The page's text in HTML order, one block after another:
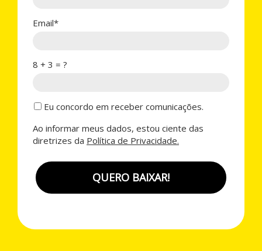
Email*
8 + 3 = ?
Eu concordo em receber comunicações.
Ao informar meus dados, estou ciente das
diretrizes da Política de Privacidade.
QUERO BAIXAR!